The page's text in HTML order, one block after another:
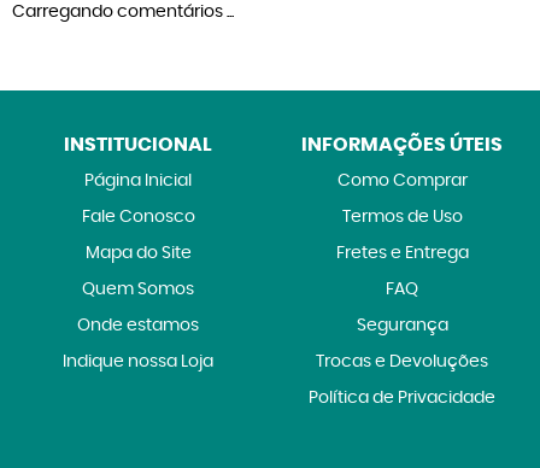
Carregando comentários ...
INSTITUCIONAL
Página Inicial
Fale Conosco
Mapa do Site
Quem Somos
Onde estamos
Indique nossa Loja
INFORMAÇÕES ÚTEIS
Como Comprar
Termos de Uso
Fretes e Entrega
FAQ
Segurança
Trocas e Devoluções
Política de Privacidade